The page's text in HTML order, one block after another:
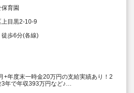
育園
目黒2-10-9
徒歩6分(各線)
+年度末一時金20万円の支給実績あり！2
年で年収393万円など♪